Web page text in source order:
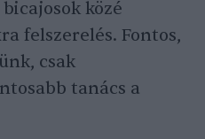
közé
felszerelés. Fontos,
csak
tanács a